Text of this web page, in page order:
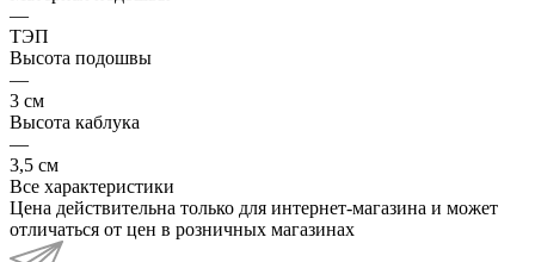
—
ТЭП
Высота подошвы
—
3 см
Высота каблука
—
3,5 см
Все характеристики
Цена действительна только для интернет-магазина и может
отличаться от цен в розничных магазинах